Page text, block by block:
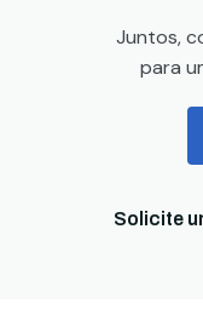
Juntos,
para
Solicite